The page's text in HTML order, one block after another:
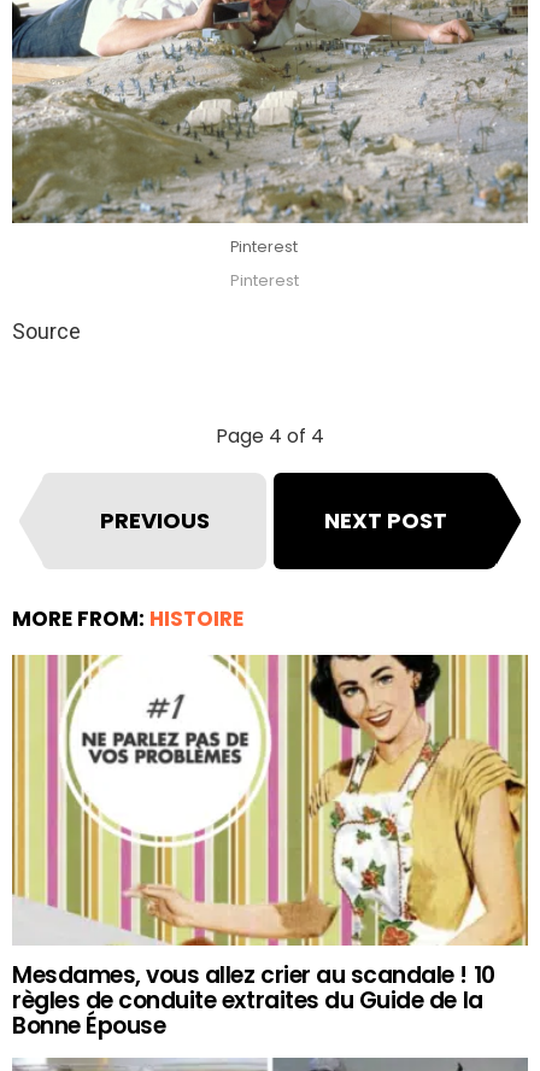
Pinterest
Pinterest
Source
Page 4 of 4
PREVIOUS NEXT POST
MORE FROM: HISTOIRE
Mesdames, vous allez crier au scandale ! 10
règles de conduite extraites du Guide de la
Bonne Épouse